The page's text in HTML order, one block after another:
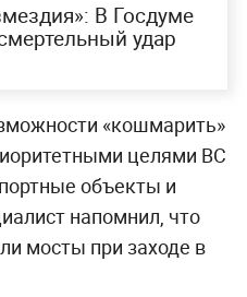
В Госдуме
удар
«кошмарить»
целями ВС
объекты и
напомнил, что
мосты при заходе в